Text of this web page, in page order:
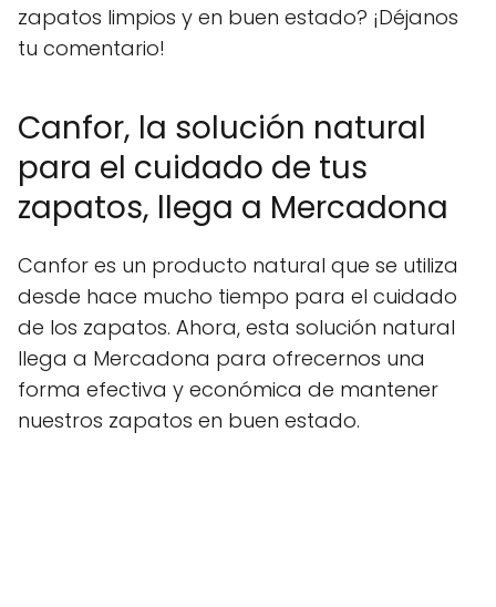
zapatos limpios y en buen estado? ¡Déjanos
tu comentario!
Canfor, la solución natural
para el cuidado de tus
zapatos, llega a Mercadona
Canfor es un producto natural que se utiliza
desde hace mucho tiempo para el cuidado
de los zapatos. Ahora, esta solución natural
llega a Mercadona para ofrecernos una
forma efectiva y económica de mantener
nuestros zapatos en buen estado.